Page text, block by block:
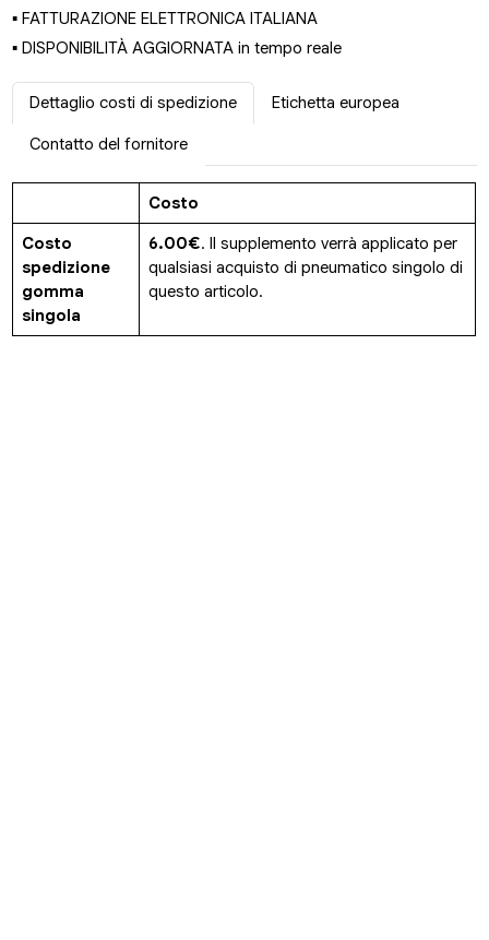
▪ FATTURAZIONE ELETTRONICA ITALIANA
▪ DISPONIBILITÀ AGGIORNATA in tempo reale
Dettaglio costi di spedizione Etichetta europea
Contatto del fornitore
Costo
Costo
spedizione
gomma
singola
6.00€. Il supplemento verrà applicato per
qualsiasi acquisto di pneumatico singolo di
questo articolo.